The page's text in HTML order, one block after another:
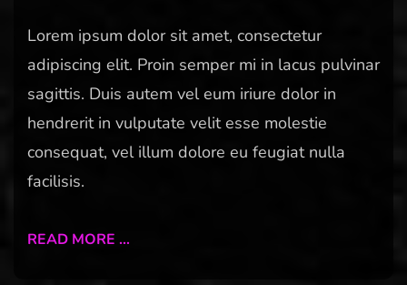
Lorem ipsum dolor sit amet, consectetur
adipiscing elit. Proin semper mi in lacus pulvinar
sagittis. Duis autem vel eum iriure dolor in
hendrerit in vulputate velit esse molestie
consequat, vel illum dolore eu feugiat nulla
facilisis.
READ MORE …